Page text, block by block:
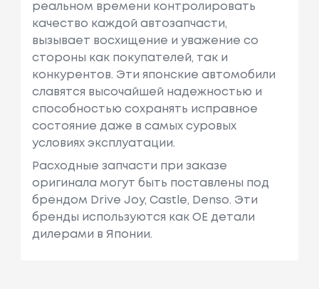
реальном времени контролировать
качество каждой автозапчасти,
вызывает восхищение и уважение со
стороны как покупателей, так и
конкурентов. Эти японские автомобили
славятся высочайшей надежностью и
способностью сохранять исправное
состояние даже в самых суровых
условиях эксплуатации.
Расходные запчасти при заказе
оригинала могут быть поставлены под
брендом Drive Joy, Castle, Denso. Эти
бренды используются как ОЕ детали
дилерами в Японии.